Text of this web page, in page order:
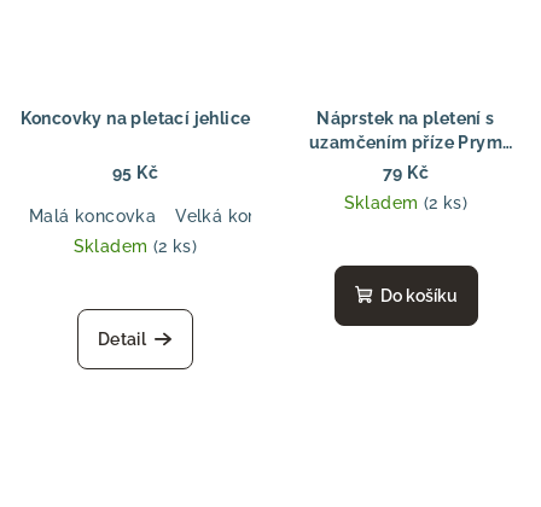
Koncovky na pletací jehlice
95 Kč
Malá koncovka
Velká koncovka
Skladem (2 ks)
Detail
Náprstek na pletení s
uzamčením příze Prym
Pletařský náprstek na prst
Prym
79 Kč
Skladem (2 ks)
Do košíku